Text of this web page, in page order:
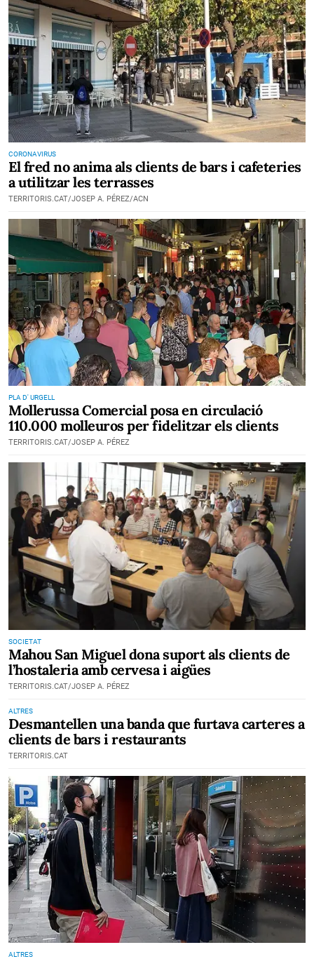
CORONAVIRUS
El fred no anima als clients de bars i cafeteries
a utilitzar les terrasses
TERRITORIS.CAT/JOSEP A. PÉREZ/ACN
PLA D' URGELL
Mollerussa Comercial posa en circulació
110.000 molleuros per fidelitzar els clients
TERRITORIS.CAT/JOSEP A. PÉREZ
SOCIETAT
Mahou San Miguel dona suport als clients de
l’hostaleria amb cervesa i aigües
TERRITORIS.CAT/JOSEP A. PÉREZ
ALTRES
Desmantellen una banda que furtava carteres a
clients de bars i restaurants
TERRITORIS.CAT
ALTRES